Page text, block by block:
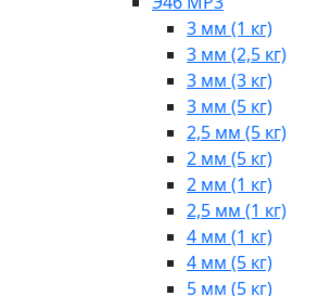
3 мм (1 кг)
3 мм (2,5 кг)
3 мм (3 кг)
3 мм (5 кг)
2,5 мм (5 кг)
2 мм (5 кг)
2 мм (1 кг)
2,5 мм (1 кг)
4 мм (1 кг)
4 мм (5 кг)
5 мм (5 кг)